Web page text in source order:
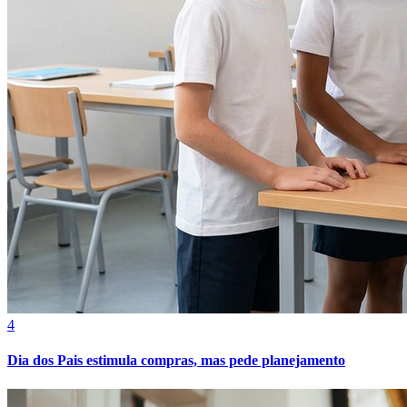
Fortaleza
4
Dia dos Pais estimula compras, mas pede planejamento